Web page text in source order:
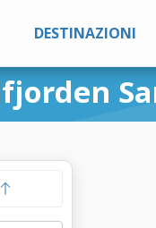
DESTINAZIONI